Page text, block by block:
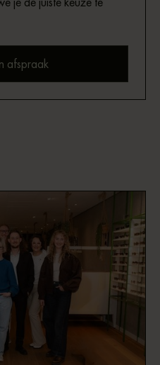
afspraak